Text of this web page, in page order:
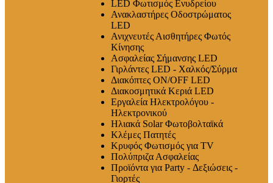
LED Φωτισμός Ενυδρείου
Ανακλαστήρες Οδοστρώματος
LED
Ανιχνευτές Αισθητήρες Φωτός
Κίνησης
Ασφαλείας Σήμανσης LED
Γιρλάντες LED - Χαλκός/Σύρμα
Διακόπτες ON/OFF LED
Διακοσμητικά Κεριά LED
Εργαλεία Ηλεκτρολόγου -
Ηλεκτρονικού
Ηλιακά Solar Φωτοβολταϊκά
Κλέμες Πατητές
Κρυφός Φωτισμός για TV
Πολύπριζα Ασφαλείας
Προϊόντα για Party - Δεξιώσεις -
Γιορτές